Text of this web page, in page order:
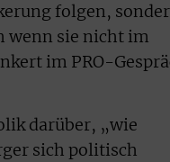
folgen,
wenn sie nicht im
im PRO-
darüber, „wie
sich politisch